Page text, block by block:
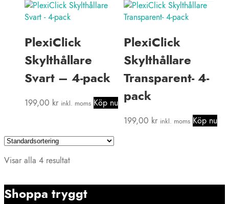
PlexiClick
Skylthållare
Svart – 4-pack
199,00 kr inkl. moms Köp nu
PlexiClick
Skylthållare
Transparent- 4-
pack
199,00 kr inkl. moms Köp nu
Visar alla 4 resultat
Shoppa tryggt